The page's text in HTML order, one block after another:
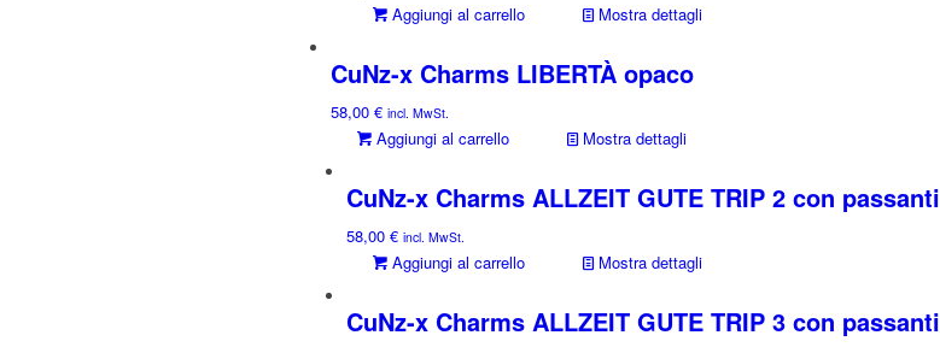
Aggiungi al carrello Mostra dettagli
CuNz-x Charms LIBERTÀ opaco
58,00 € incl. MwSt.
Aggiungi al carrello Mostra dettagli
CuNz-x Charms ALLZEIT GUTE TRIP 2 con passanti
58,00 € incl. MwSt.
Aggiungi al carrello Mostra dettagli
CuNz-x Charms ALLZEIT GUTE TRIP 3 con passanti